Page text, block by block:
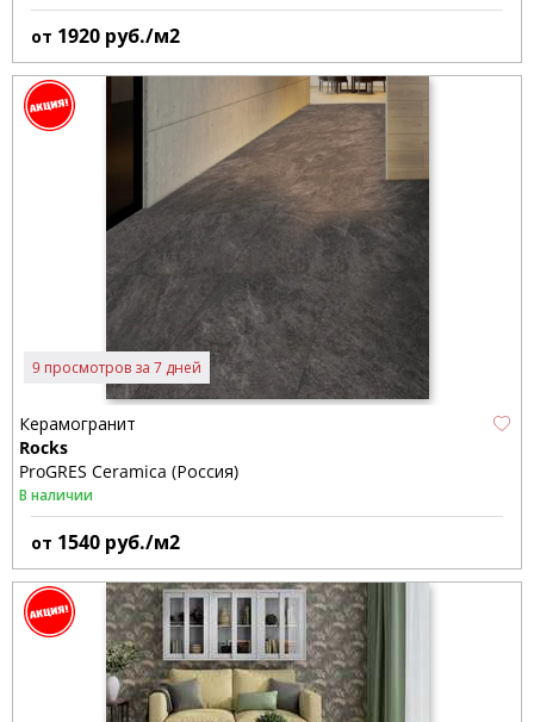
от 1920 руб./м2
9 просмотров за 7 дней
Керамогранит
Rocks
ProGRES Ceramica (Россия)
В наличии
от 1540 руб./м2